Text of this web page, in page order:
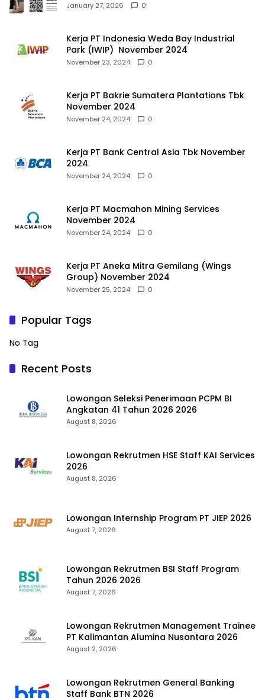
January 27, 2026 0
Kerja PT Indonesia Weda Bay Industrial
Park (IWIP) November 2024
November 23, 2024 0
Kerja PT Bakrie Sumatera Plantations Tbk
November 2024
November 24, 2024 0
Kerja PT Bank Central Asia Tbk November
2024
November 24, 2024 0
Kerja PT Macmahon Mining Services
November 2024
November 24, 2024 0
Kerja PT Aneka Mitra Gemilang (Wings
Group) November 2024
November 25, 2024 0
Popular Tags
No Tag
Recent Posts
Lowongan Seleksi Penerimaan PCPM BI
Angkatan 41 Tahun 2026 2026
August 8, 2026
Lowongan Rekrutmen HSE Staff KAI Services
2026
August 8, 2026
Lowongan Internship Program PT JIEP 2026
August 7, 2026
Lowongan Rekrutmen BSI Staff Program
Tahun 2026 2026
August 7, 2026
Lowongan Rekrutmen Management Trainee
PT Kalimantan Alumina Nusantara 2026
August 2, 2026
Lowongan Rekrutmen General Banking
Staff Bank BTN 2026